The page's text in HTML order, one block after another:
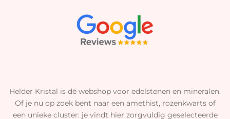
Helder Kristal is dé webshop voor edelstenen en mineralen.
Of je nu op zoek bent naar een amethist, rozenkwarts of
een unieke cluster: je vindt hier zorgvuldig geselecteerde